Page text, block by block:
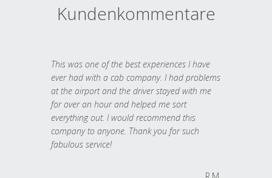
Kundenkommentare
This was one of the best experiences I have
ever had with a cab company. I had problems
at the airport and the driver stayed with me
for over an hour and helped me sort
everything out. I would recommend this
company to anyone. Thank you for such
fabulous service!